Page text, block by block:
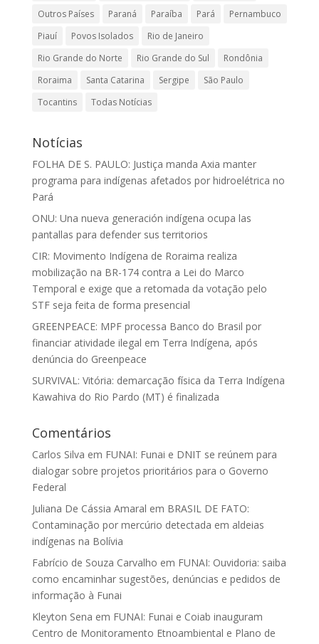
Outros Países
Paraná Paraíba Pará
Pernambuco
Piauí
Povos Isolados
Rio de Janeiro
Rio Grande do Norte
Rio Grande do Sul
Rondônia
Roraima
Santa Catarina Sergipe
São Paulo
Tocantins
Todas Notícias
Notícias
FOLHA DE S. PAULO: Justiça manda Axia manter
programa para indígenas afetados por hidroelétrica no
Pará
ONU: Una nueva generación indígena ocupa las
pantallas para defender sus territorios
CIR: Movimento Indígena de Roraima realiza
mobilização na BR-174 contra a Lei do Marco
Temporal e exige que a retomada da votação pelo
STF seja feita de forma presencial
GREENPEACE: MPF processa Banco do Brasil por
financiar atividade ilegal em Terra Indígena, após
denúncia do Greenpeace
SURVIVAL: Vitória: demarcação física da Terra Indígena
Kawahiva do Rio Pardo (MT) é finalizada
Comentários
Carlos Silva em FUNAI: Funai e DNIT se reúnem para
dialogar sobre projetos prioritários para o Governo
Federal
Juliana De Cássia Amaral em BRASIL DE FATO:
Contaminação por mercúrio detectada em aldeias
indígenas na Bolívia
Fabrício de Souza Carvalho em FUNAI: Ouvidoria: saiba
como encaminhar sugestões, denúncias e pedidos de
informação à Funai
Kleyton Sena em FUNAI: Funai e Coiab inauguram
Centro de Monitoramento Etnoambiental e Plano de